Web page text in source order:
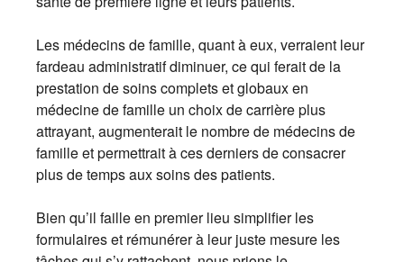
Les médecins de famille, quant à eux, verraient leur
fardeau administratif diminuer, ce qui ferait de la
prestation de soins complets et globaux en
médecine de famille un choix de carrière plus
attrayant, augmenterait le nombre de médecins de
famille et permettrait à ces derniers de consacrer
plus de temps aux soins des patients.
Bien qu’il faille en premier lieu simplifier les
formulaires et rémunérer à leur juste mesure les